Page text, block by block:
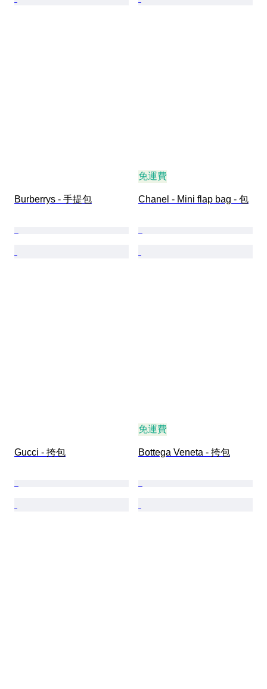
Burberrys - 手提包
免運費
Chanel - Mini flap bag - 包
Gucci - 挎包
免運費
Bottega Veneta - 挎包